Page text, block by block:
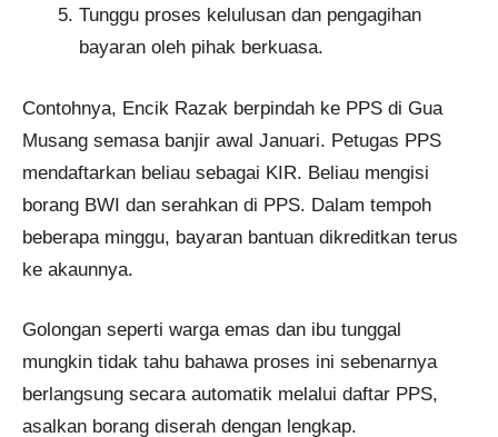
Tunggu proses kelulusan dan pengagihan
bayaran oleh pihak berkuasa.
Contohnya, Encik Razak berpindah ke PPS di Gua
Musang semasa banjir awal Januari. Petugas PPS
mendaftarkan beliau sebagai KIR. Beliau mengisi
borang BWI dan serahkan di PPS. Dalam tempoh
beberapa minggu, bayaran bantuan dikreditkan terus
ke akaunnya.
Golongan seperti warga emas dan ibu tunggal
mungkin tidak tahu bahawa proses ini sebenarnya
berlangsung secara automatik melalui daftar PPS,
asalkan borang diserah dengan lengkap.